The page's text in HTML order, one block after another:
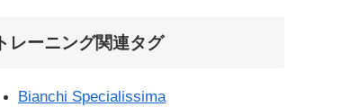
トレーニング関連タグ
Bianchi Specialissima